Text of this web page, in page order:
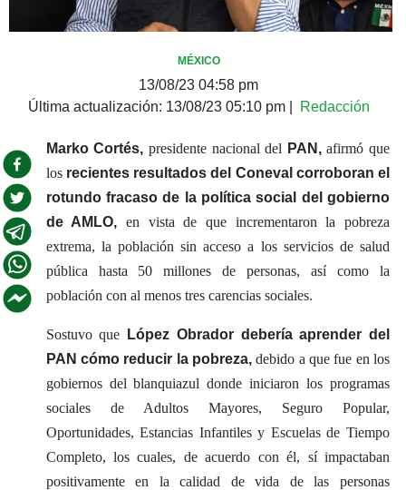
MÉXICO
13/08/23 04:58 pm
Última actualización: 13/08/23 05:10 pm| Redacción
Marko Cortés, presidente nacional del PAN,afirmó que
los recientes resultados del Coneval corroboran el
rotundo fracaso de la política social del gobierno
de AMLO, en vista de que incrementaron la pobreza
extrema, la población sin acceso a los servicios de salud
pública hasta 50 millones de personas, así como la
población con al menos tres carencias sociales.
Sostuvo que
López Obrador debería aprender del
PAN cómo reducir la pobreza, debido a que fue en los
gobiernos del blanquiazul donde iniciaron los programas
sociales de Adultos Mayores, Seguro Popular,
Oportunidades, Estancias Infantiles y Escuelas de Tiempo
Completo, los cuales, de acuerdo con él, sí impactaban
positivamente en la calidad de vida de las personas